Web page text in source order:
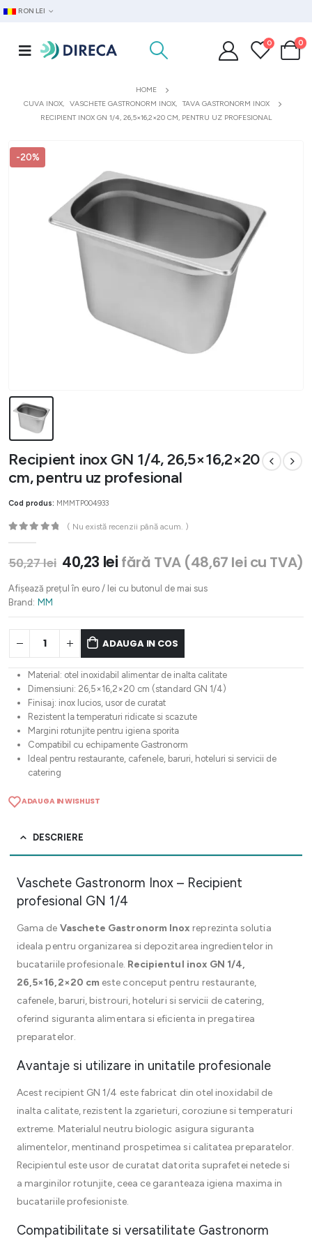
RON LEI
0 0
HOME
CUVA INOX, VASCHETE GASTRONORM INOX, TAVA GASTRONORM INOX
RECIPIENT INOX GN 1/4, 26,5×16,2×20 CM, PENTRU UZ PROFESIONAL
-20%
Recipient inox GN 1/4, 26,5×16,2×20
cm, pentru uz profesional
Cod produs: MMMTP004933
( Nu există recenzii până acum. )
50,27lei Prețul
inițial
a
50,27 lei.
40,23 leiPrețul
este:
fără TVA (48,67 lei cu TVA)
Afișează prețul în euro / lei cu butonul de mai sus
Brand: MM
ADAUGA IN COS
Material: otel inoxidabil alimentar de inalta calitate
Dimensiuni: 26,5×16,2×20 cm (standard GN 1/4)
Finisaj: inox lucios, usor de curatat
Rezistent la temperaturi ridicate si scazute
Margini rotunjite pentru igiena sporita
Compatibil cu echipamente Gastronorm
Ideal pentru restaurante, cafenele, baruri, hoteluri si servicii de
catering
ADAUGA IN WISHLIST
DESCRIERE
Vaschete Gastronorm Inox – Recipient
profesional GN 1/4
Gama de Vaschete Gastronorm Inox reprezinta solutia
ideala pentru organizarea si depozitarea ingredientelor in
bucatariile profesionale. Recipientul inox GN 1/4,
26,5×16,2×20 cm este conceput pentru restaurante,
cafenele, baruri, bistrouri, hoteluri si servicii de catering,
oferind siguranta alimentara si eficienta in pregatirea
preparatelor.
Avantaje si utilizare in unitatile profesionale
Acest recipient GN 1/4 este fabricat din otel inoxidabil de
inalta calitate, rezistent la zgarieturi, coroziune si temperaturi
extreme. Materialul neutru biologic asigura siguranta
alimentelor, mentinand prospetimea si calitatea preparatelor.
Recipientul este usor de curatat datorita suprafetei netede si
a marginilor rotunjite, ceea ce garanteaza igiena maxima in
bucatariile profesioniste.
Compatibilitate si versatilitate Gastronorm